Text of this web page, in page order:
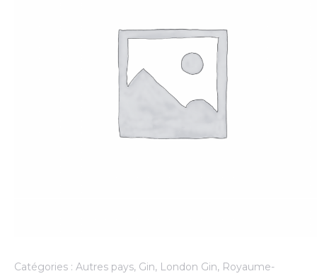
Catégories : Autres pays, Gin, London Gin, Royaume-